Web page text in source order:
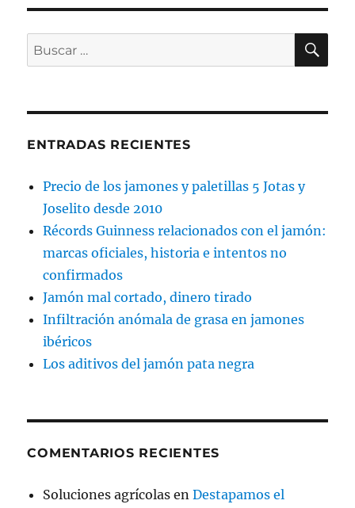
Buscar
por:
ENTRADAS RECIENTES
Precio de los jamones y paletillas 5 Jotas y
Joselito desde 2010
Récords Guinness relacionados con el jamón:
marcas oficiales, historia e intentos no
confirmados
Jamón mal cortado, dinero tirado
Infiltración anómala de grasa en jamones
ibéricos
Los aditivos del jamón pata negra
COMENTARIOS RECIENTES
Soluciones agrícolas enDestapamos el